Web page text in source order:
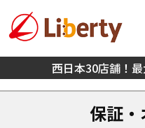
西日本30店舗！
保証